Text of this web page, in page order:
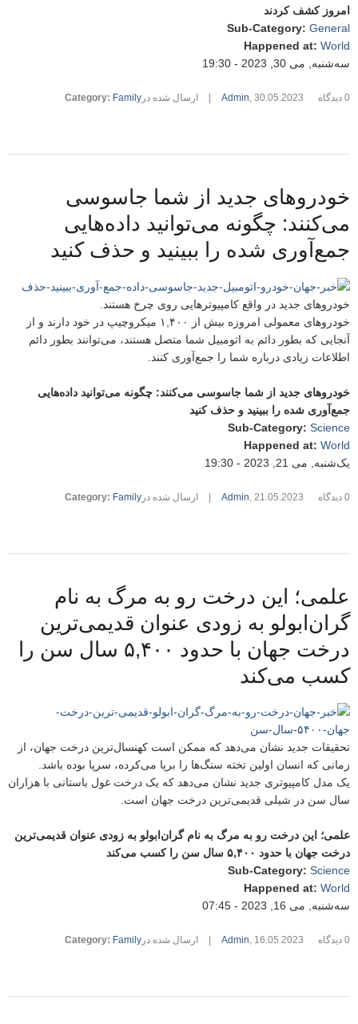
امروز کشف کردند
Sub-Category: General
Happened at: World
سه‌شنبه, می 30, 2023 - 19:30
Admin, 30.05.2023 ارسال شده در Category: Family 0 دیدگاه
خودروهای جدید از شما جاسوسی
می‌کنند: چگونه می‌توانید داده‌هایی
جمع‌آوری شده را ببینید و حذف کنید
خودرو‌های جدید در واقع کامپیوترهایی روی چرخ هستند.
خودروهای معمولی امروزه بیش از ۱,۴۰۰ میکروچیپ در خود دارند و از
آنجایی که بطور دائم به اتومبیل شما متصل هستند، می‌توانند بطور دائم
اطلاعات زیادی درباره شما را جمع‌آوری کنند.
خودروهای جدید از شما جاسوسی می‌کنند: چگونه می‌توانید داده‌هایی
جمع‌آوری شده را ببینید و حذف کنید
Sub-Category: Science
Happened at: World
یک‌شنبه, می 21, 2023 - 19:30
Admin, 21.05.2023 ارسال شده در Category: Family 0 دیدگاه
علمی؛ این درخت رو به مرگ به نام
گران‌ابولو به زودی عنوان قدیمی‌ترین
درخت جهان با حدود ۵,۴۰۰ سال سن را
کسب می‌کند
تحقیقات جدید نشان می‌دهد که ممکن است کهنسال‌ترین درخت جهان، از
زمانی که انسان اولین تخته سنگ‌ها را برپا می‌کرده، سرپا بوده باشد.
یک مدل کامپیوتری جدید نشان می‌دهد که یک درخت غول باستانی با هزاران
سال سن در شیلی قدیمی‌ترین درخت جهان است.
علمی؛ این درخت رو به مرگ به نام گران‌ابولو به زودی عنوان قدیمی‌ترین
درخت جهان با حدود ۵,۴۰۰ سال سن را کسب می‌کند
Sub-Category: Science
Happened at: World
سه‌شنبه, می 16, 2023 - 07:45
Admin, 16.05.2023 ارسال شده در Category: Family 0 دیدگاه